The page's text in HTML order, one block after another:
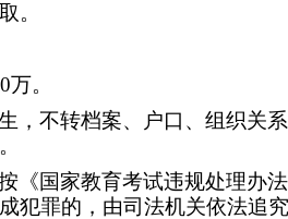
。
万。
，不转档案、户口、组织关
《国家教育考试违规处理办
犯罪的，由司法机关依法追究